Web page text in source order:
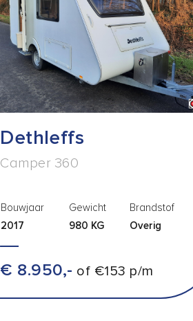
Dethleffs
Camper 360
Bouwjaar
2017
Gewicht
980 KG
Brandstof
Overig
€ 8.950,- of €153 p/m